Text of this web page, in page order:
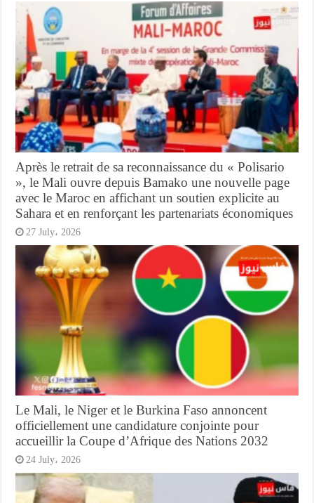
Après le retrait de sa reconnaissance du « Polisario
», le Mali ouvre depuis Bamako une nouvelle page
avec le Maroc en affichant un soutien explicite au
Sahara et en renforçant les partenariats économiques
27 July، 2026
Le Mali, le Niger et le Burkina Faso annoncent
officiellement une candidature conjointe pour
accueillir la Coupe d’Afrique des Nations 2032
24 July، 2026